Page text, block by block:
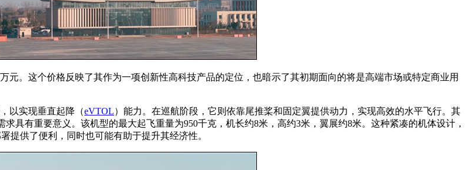
元。这个价格反映了其作为一项创新性高科技产品的定位，也暗示了其初期面向的将是高端市场或特定商业用
以实现垂直起降（eVTOL）能力。在巡航阶段，它则依靠尾推桨和固定翼提供动力，实现高效的水平飞行。其
具有重要意义。该机型的最大起飞重量为950千克，机长约8米，高约3米，翼展约8米。这种紧凑的机体设计，
提供了便利，同时也可能有助于提升其经济性。